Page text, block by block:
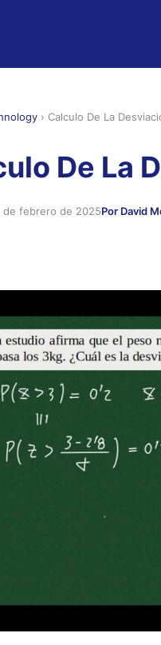
› Calculo De La
De La
de febrero de 2025Por David